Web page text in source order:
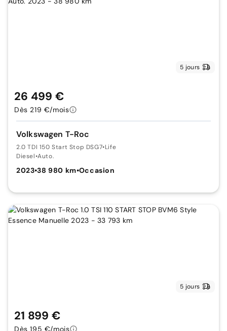
5 jours
Volkswagen T-Roc
2.0 TDI 150 Start Stop DSG7•Life
Diesel•Auto.
2023•38 980 km•Occasion
26 499 €
Dès 219 €/mois
5 jours
21 899 €
Dès 195 €/mois